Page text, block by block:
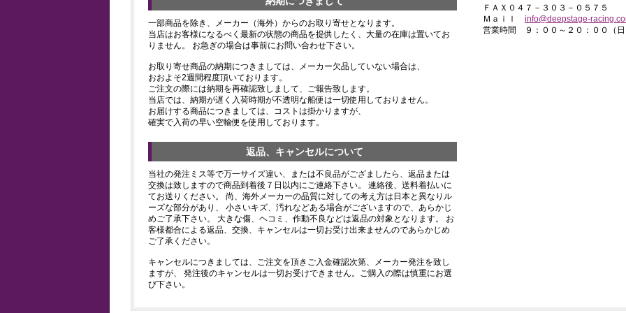
一部商品を除き、メーカー（海外）からのお取り寄せとなります。
当店はお客様になるべく最新の状態の商品を提供したく、大量の在庫は置いてお
りません。 お急ぎの場合は事前にお問い合わせ下さい。
お取り寄せ商品の納期につきましては、メーカー欠品していない場合は、
おおよそ2週間程度頂いております。
ご注文の際には納期を再確認致しまして、ご報告致します。
当店では、納期が遅く入荷時期が不透明な船便は一切使用しておりません。
お届けする商品につきましては、コストは掛かりますが、
確実で入荷の早い空輸便を使用しております。
返品、キャンセルについて
当社の発注ミス等で万一サイズ違い、または不良品がござましたら、返品または
交換は致しますので商品到着後７日以内にご連絡下さい。 連絡後、送料着払いに
てお送りください。 尚、海外メーカーの品質に対しての考え方は日本と異なりル
ーズな部分があり、 小さいキズ、汚れなどある場合がございますので、あらかじ
めご了承下さい。 大きな傷、ヘコミ、作動不良などは返品の対象となります。 お
客様都合による返品、交換、キャンセルは一切お受け出来ませんのであらかじめ
ご了承ください。
キャンセルにつきましては、ご注文を頂きご入金確認次第、メーカー発注を致し
ますが、 発注後のキャンセルは一切お受けできません。ご購入の際は慎重にお選
び下さい。
ＦＡＸ０４７－３０３－０５７５
Ｍａｉｌ info@deepstage-
営業時間 ９：００～２０：００（日